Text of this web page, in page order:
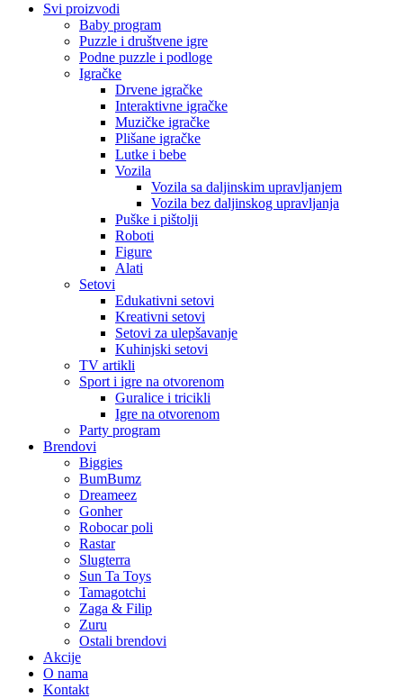
Svi proizvodi
Baby program
Puzzle i društvene igre
Podne puzzle i podloge
Igračke
Drvene igračke
Interaktivne igračke
Muzičke igračke
Plišane igračke
Lutke i bebe
Vozila
Vozila sa daljinskim upravljanjem
Vozila bez daljinskog upravljanja
Puške i pištolji
Roboti
Figure
Alati
Setovi
Edukativni setovi
Kreativni setovi
Setovi za ulepšavanje
Kuhinjski setovi
TV artikli
Sport i igre na otvorenom
Guralice i tricikli
Igre na otvorenom
Party program
Brendovi
Biggies
BumBumz
Dreameez
Gonher
Robocar poli
Rastar
Slugterra
Sun Ta Toys
Tamagotchi
Zaga & Filip
Zuru
Ostali brendovi
Akcije
O nama
Kontakt